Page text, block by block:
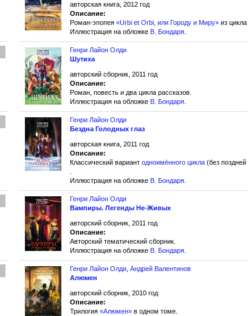
авторская книга, 2012 год
Описание:
Роман-эпопея «Urbi et Оrbi, или Городу и Миру» из цикла
Иллюстрация на обложке В. Бондаря
Генри Лайон Олди
Шутиха
авторский сборник, 2011 год
Описание:
Роман, повесть и два цикла рассказов.
Иллюстрация на обложке В. Бондаря
Генри Лайон Олди
Бездна Голодных глаз
авторская книга, 2011 год
Описание:
Классический вариант одноимённого цикла (без
Иллюстрация на обложке В. Бондаря
Генри Лайон Олди
Вампиры. Легенды Не-Живых
авторский сборник, 2011 год
Описание:
Авторский тематический сборник.
Иллюстрация на обложке В. Бондаря
Генри Лайон Олди Андрей Валентинов
Алюмен
авторский сборник, 2010 год
Описание:
Трилогия «Алюмен» в одном томе.